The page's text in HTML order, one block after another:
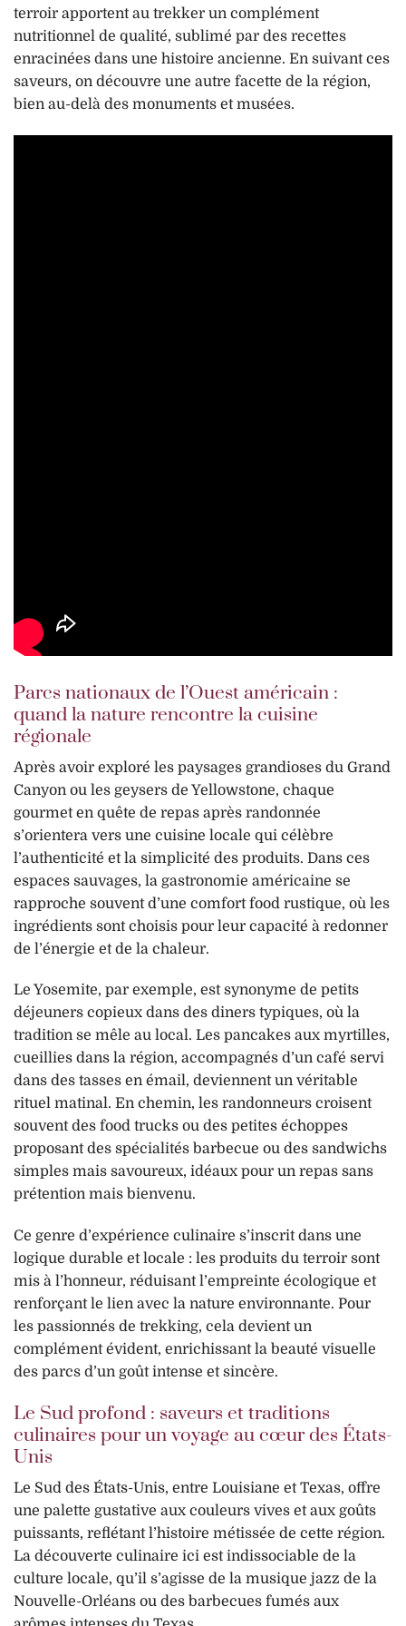
terroir apportent au trekker un complément
nutritionnel de qualité, sublimé par des recettes
enracinées dans une histoire ancienne. En suivant ces
saveurs, on découvre une autre facette de la région,
bien au-delà des monuments et musées.
Parcs nationaux de l’Ouest américain :
quand la nature rencontre la cuisine
régionale
Après avoir exploré les paysages grandioses du Grand
Canyon ou les geysers de Yellowstone, chaque
gourmet en quête de repas après randonnée
s’orientera vers une cuisine locale qui célèbre
l’authenticité et la simplicité des produits. Dans ces
espaces sauvages, la gastronomie américaine se
rapproche souvent d’une comfort food rustique, où les
ingrédients sont choisis pour leur capacité à redonner
de l’énergie et de la chaleur.
Le Yosemite, par exemple, est synonyme de petits
déjeuners copieux dans des diners typiques, où la
tradition se mêle au local. Les pancakes aux myrtilles,
cueillies dans la région, accompagnés d’un café servi
dans des tasses en émail, deviennent un véritable
rituel matinal. En chemin, les randonneurs croisent
souvent des food trucks ou des petites échoppes
proposant des spécialités barbecue ou des sandwichs
simples mais savoureux, idéaux pour un repas sans
prétention mais bienvenu.
Ce genre d’expérience culinaire s’inscrit dans une
logique durable et locale : les produits du terroir sont
mis à l’honneur, réduisant l’empreinte écologique et
renforçant le lien avec la nature environnante. Pour
les passionnés de trekking, cela devient un
complément évident, enrichissant la beauté visuelle
des parcs d’un goût intense et sincère.
Le Sud profond : saveurs et traditions
culinaires pour un voyage au cœur des États-
Unis
Le Sud des États-Unis, entre Louisiane et Texas, offre
une palette gustative aux couleurs vives et aux goûts
puissants, reflétant l’histoire métissée de cette région.
La découverte culinaire ici est indissociable de la
culture locale, qu’il s’agisse de la musique jazz de la
Nouvelle-Orléans ou des barbecues fumés aux